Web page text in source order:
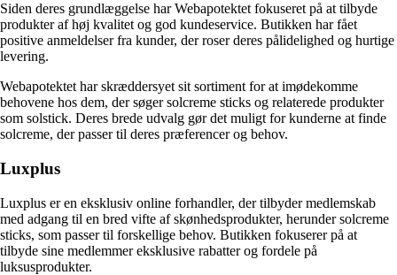
Siden deres grundlæggelse har Webapotektet fokuseret på at tilbyde
produkter af høj kvalitet og god kundeservice. Butikken har fået
positive anmeldelser fra kunder, der roser deres pålidelighed og hurtige
levering.
Webapotektet har skræddersyet sit sortiment for at imødekomme
behovene hos dem, der søger solcreme sticks og relaterede produkter
som solstick. Deres brede udvalg gør det muligt for kunderne at finde
solcreme, der passer til deres præferencer og behov.
Luxplus
Luxplus er en eksklusiv online forhandler, der tilbyder medlemskab
med adgang til en bred vifte af skønhedsprodukter, herunder solcreme
sticks, som passer til forskellige behov. Butikken fokuserer på at
tilbyde sine medlemmer eksklusive rabatter og fordele på
luksusprodukter.